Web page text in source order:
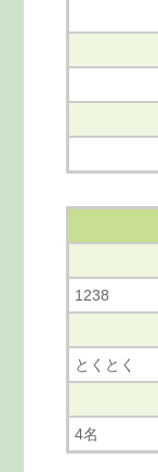
1238
とくとく
4名